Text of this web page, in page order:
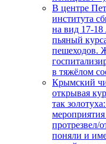
В центре
института
на вид 17-
пьяный
пешеходов.
в тяжёлом
Крымский
открывая
так
протрезвел/
поняли и